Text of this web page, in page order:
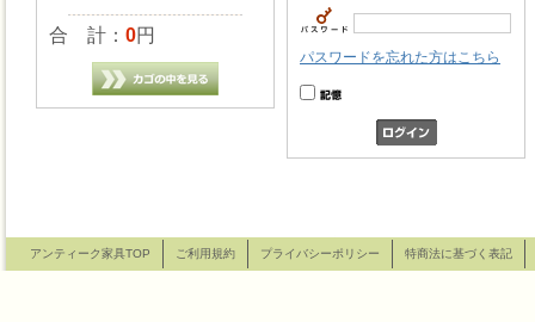
合 計： 0円
パスワードを忘れた方はこちら
アンティーク家具TOP ご利用規約 プライバシーポリシー 特商法に基づく表記